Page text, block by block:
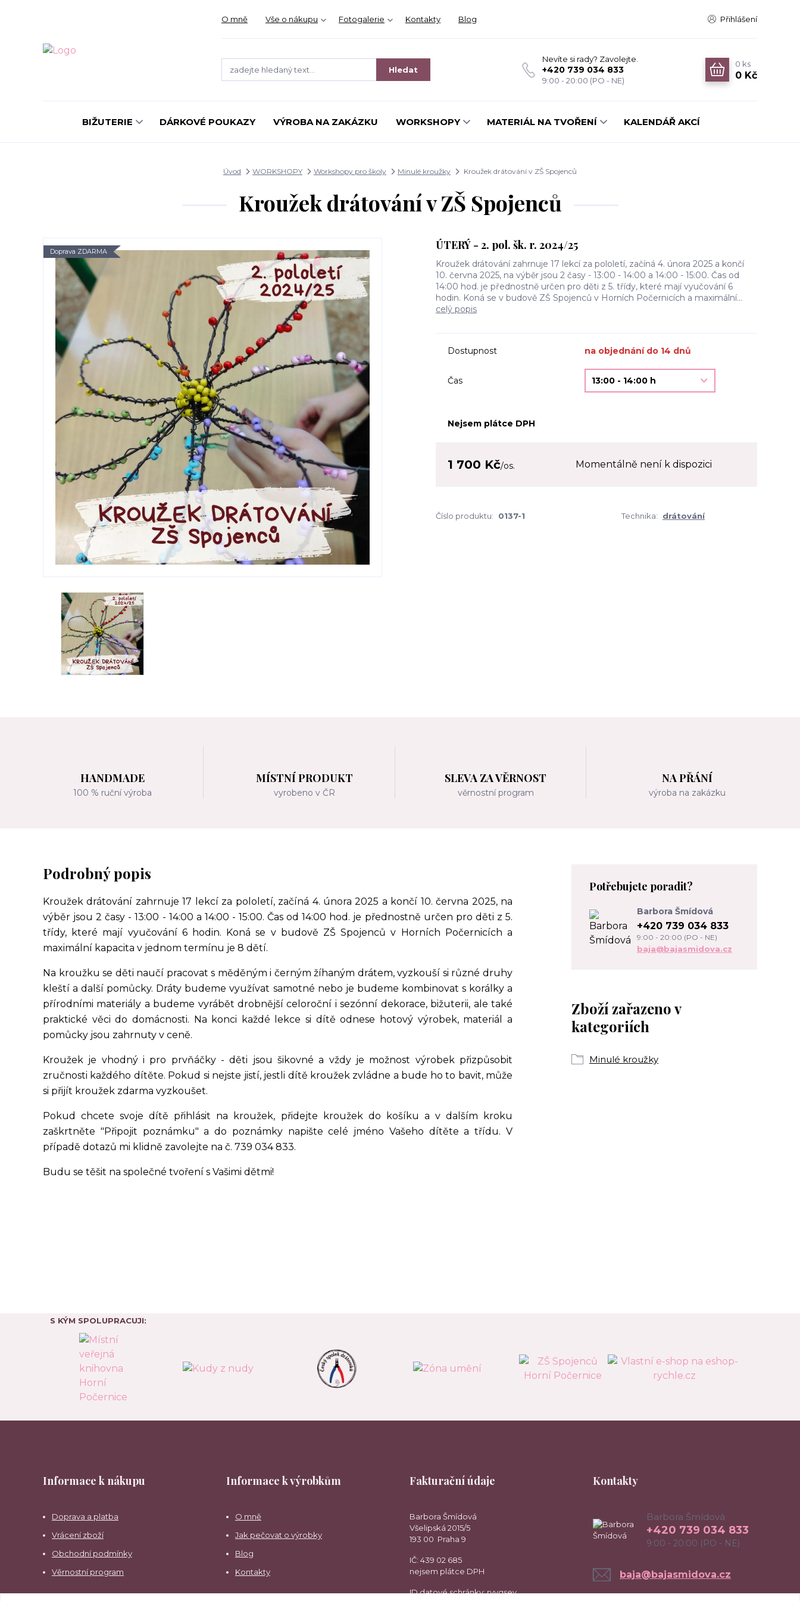
O mně Vše o nákupu Fotogalerie Kontakty Blog Přihlášení
Hledat
Nevíte si rady? Zavolejte.
+420 739 034 833
9:00 - 20:00 (PO - NE)
0 ks
0 Kč
BIŽUTERIE DÁRKOVÉ POUKAZY VÝROBA NA ZAKÁZKU WORKSHOPY MATERIÁL NA TVOŘENÍ KALENDÁŘ AKCÍ
Úvod WORKSHOPY Workshopy pro školy Minulé kroužky Kroužek drátování v ZŠ Spojenců
Kroužek drátování v ZŠ Spojenců
Doprava ZDARMA ÚTERÝ - 2. pol. šk. r. 2024/25
Kroužek drátování zahrnuje 17 lekcí za pololetí, začíná 4. února 2025 a končí
10. června 2025, na výběr jsou 2 časy - 13:00 - 14:00 a 14:00 - 15:00. Čas od
14:00 hod. je přednostně určen pro děti z 5. třídy, které mají vyučování 6
hodin. Koná se v budově ZŠ Spojenců v Horních Počernicích a maximální...
celý popis
Dostupnost na objednání do 14 dnů
Čas
Nejsem plátce DPH
1 700 Kč/os. Momentálně není k dispozici
Číslo produktu: 0137-1 Technika: drátování
HANDMADE
100 % ruční výroba
MÍSTNÍ PRODUKT
vyrobeno v ČR
SLEVA ZA VĚRNOST
věrnostní program
NA PŘÁNÍ
výroba na zakázku
Podrobný popis
Kroužek drátování zahrnuje 17 lekcí za pololetí, začíná 4. února 2025 a končí 10. června 2025, na
výběr jsou 2 časy - 13:00 - 14:00 a 14:00 - 15:00. Čas od 14:00 hod. je přednostně určen pro děti z 5.
třídy, které mají vyučování 6 hodin. Koná se v budově ZŠ Spojenců v Horních Počernicích a
maximální kapacita v jednom termínu je 8 dětí.
Na kroužku se děti naučí pracovat s měděným i černým žíhaným drátem, vyzkouší si různé druhy
kleští a další pomůcky. Dráty budeme využívat samotné nebo je budeme kombinovat s korálky a
přírodními materiály a budeme vyrábět drobnější celoroční i sezónní dekorace, bižuterii, ale také
praktické věci do domácnosti. Na konci každé lekce si dítě odnese hotový výrobek, materiál a
pomůcky jsou zahrnuty v ceně.
Kroužek je vhodný i pro prvňáčky - děti jsou šikovné a vždy je možnost výrobek přizpůsobit
zručnosti každého dítěte. Pokud si nejste jistí, jestli dítě kroužek zvládne a bude ho to bavit, může
si přijít kroužek zdarma vyzkoušet.
Pokud chcete svoje dítě přihlásit na kroužek, přidejte kroužek do košíku a v dalším kroku
zaškrtněte "Připojit poznámku" a do poznámky napište celé jméno Vašeho dítěte a třídu. V
případě dotazů mi klidně zavolejte na č. 739 034 833.
Budu se těšit na společné tvoření s Vašimi dětmi!
Zboží zařazeno v
kategoriích
Minulé kroužky
Potřebujete poradit?
Barbora Šmídová
+420 739 034 833
9:00 - 20:00 (PO - NE)
baja@bajasmidova.cz
S KÝM SPOLUPRACUJI:
Informace k nákupu
Doprava a platba
Vrácení zboží
Obchodní podmínky
Věrnostní program
Informace k výrobkům
O mně
Jak pečovat o výrobky
Blog
Kontakty
Fakturační údaje
Barbora Šmídová
Všelipská 2015/5
193 00 Praha 9
IČ: 439 02 685
nejsem plátce DPH
ID datové schránky: rvvgsev
Kontakty
Barbora Šmídová
+420 739 034 833
9:00 - 20:00 (PO - NE)
baja@bajasmidova.cz